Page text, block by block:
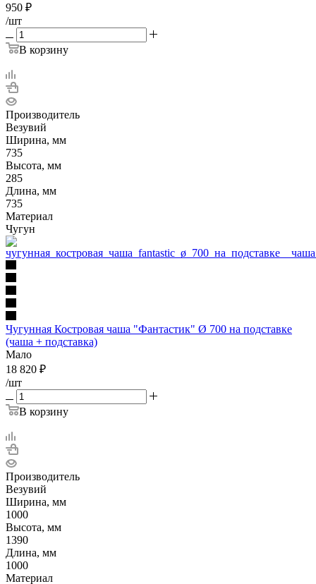
950 ₽
/шт
В корзину
Производитель
Везувий
Ширина, мм
735
Высота, мм
285
Длина, мм
735
Материал
Чугун
Чугунная Костровая чаша "Фантастик" Ø 700 на подставке
(чаша + подставка)
Мало
18 820 ₽
/шт
В корзину
Производитель
Везувий
Ширина, мм
1000
Высота, мм
1390
Длина, мм
1000
Материал